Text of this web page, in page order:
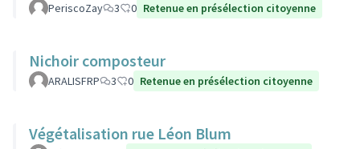
PeriscoZay 3 0 Retenue en présélection citoyenne
Nichoir composteur
ARALISFRP 3 0 Retenue en présélection citoyenne
Végétalisation rue Léon Blum